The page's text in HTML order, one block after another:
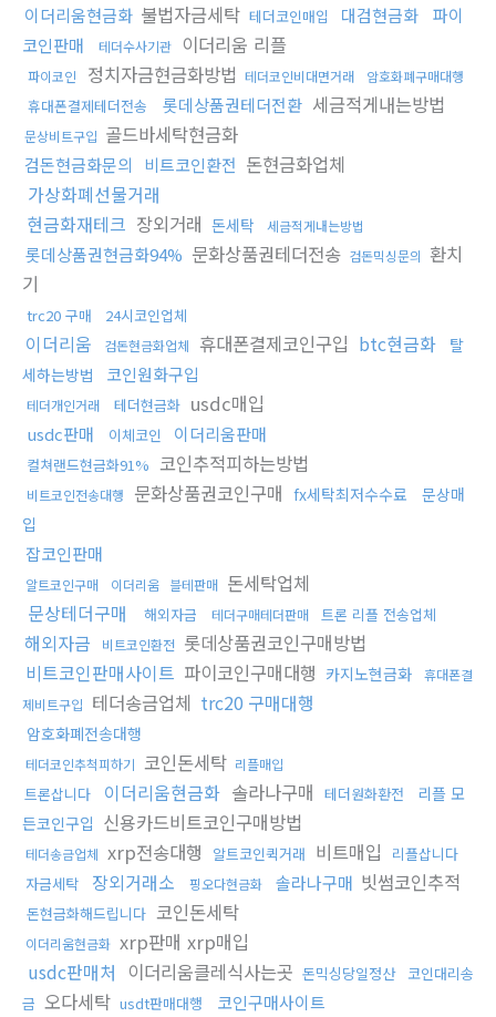
이더리움현금화 불법자금세탁 테더코인매입 대검현금화
파이
코인판매
테더수사기관 이더리움 리플
파이코인 정치자금현금화방법 테더코인비대면거래 암호화폐구매대행
휴대폰결제테더전송 롯데상품권테더전환 세금적게내는방법
문상비트구입 골드바세탁현금화
검돈현금화문의 비트코인환전 돈현금화업체
가상화폐선물거래
현금화재테크 장외거래 돈세탁 세금적게내는방법
롯데상품권현금화94% 문화상품권테더전송 검돈믹싱문의 환치
기
trc20 구매 24시코인업체
이더리움 검돈현금화업체 휴대폰결제코인구입 btc현금화
탈
세하는방법
코인원화구입
테더개인거래 테더현금화 usdc매입
usdc판매 이체코인 이더리움판매
컬쳐랜드현금화91% 코인추적피하는방법
비트코인전송대행 문화상품권코인구매 fx세탁최저수수료
문상매
입
잡코인판매
알트코인구매 이더리움 블테판매 돈세탁업체
문상테더구매
해외자금 테더구매테더판매 트론 리플 전송업체
해외자금 비트코인환전 롯데상품권코인구매방법
비트코인판매사이트 파이코인구매대행 카지노현금화
휴대폰결
제비트구입 테더송금업체 trc20 구매대행
암호화폐전송대행
테더코인추척피하기 코인돈세탁 리플매입
트론삽니다 이더리움현금화 솔라나구매 테더원화환전
리플 모
든코인구입 신용카드비트코인구매방법
테더송금업체 xrp전송대행 알트코인퀵거래 비트매입
리플삽니다
자금세탁
장외거래소 핑오다현금화 솔라나구매 빗썸코인추적
돈현금화해드립니다 코인돈세탁
이더리움현금화 xrp판매 xrp매입
usdc판매처 이더리움클레식사는곳 돈믹싱당일정산
코인대리송
금 오다세탁 usdt판매대행 코인구매사이트